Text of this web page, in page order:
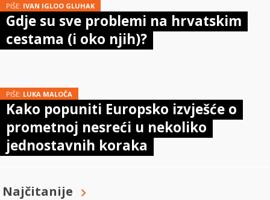
PIŠE: IVAN IGLOO GLUHAK
Gdje su sve problemi na hrvatskim
cestama (i oko njih)?
PIŠE: LUKA MALOČA
Kako popuniti Europsko izvješće o
prometnoj nesreći u nekoliko
jednostavnih koraka
Najčitanije